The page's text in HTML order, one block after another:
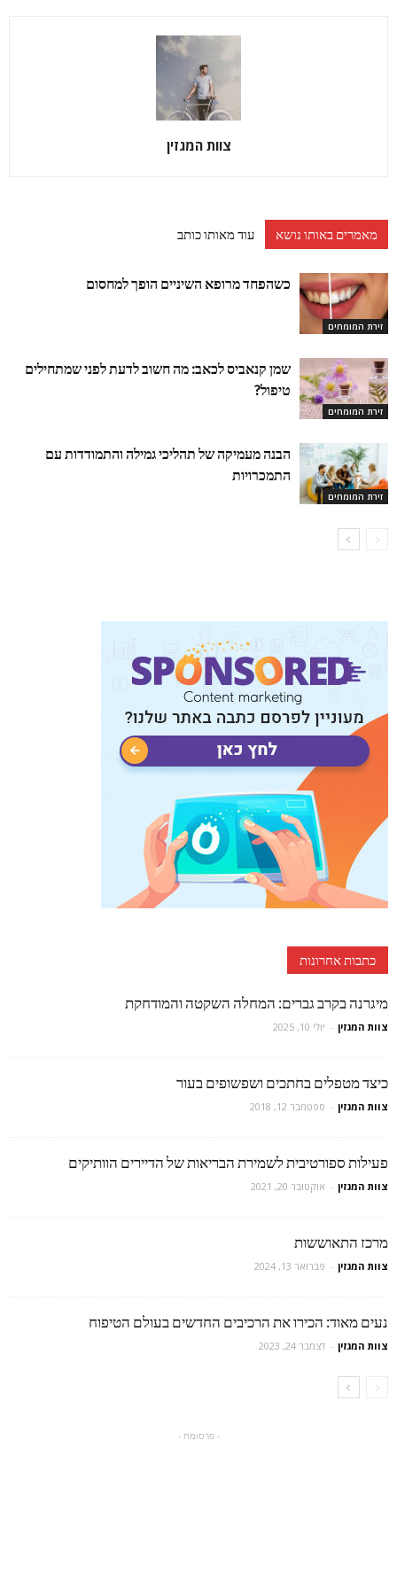
צוות המגזין
מאמרים באותו נושא עוד מאותו כותב
זירת המומחים
כשהפחד מרופא השיניים הופך למחסום
זירת המומחים
שמן קנאביס לכאב: מה חשוב לדעת לפני שמתחילים
טיפול?
זירת המומחים
הבנה מעמיקה של תהליכי גמילה והתמודדות עם
התמכרויות
כתבות אחרונות
מיגרנה בקרב גברים: המחלה השקטה והמודחקת
צוות המגזין - יולי 10, 2025
כיצד מטפלים בחתכים ושפשופים בעור
צוות המגזין - ספטמבר 12, 2018
פעילות ספורטיבית לשמירת הבריאות של הדיירים הוותיקים
צוות המגזין - אוקטובר 20, 2021
מרכז התאוששות
צוות המגזין - פברואר 13, 2024
נעים מאוד: הכירו את הרכיבים החדשים בעולם הטיפוח
צוות המגזין - דצמבר 24, 2023
- פרסומת -